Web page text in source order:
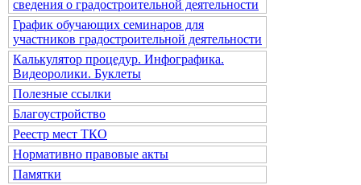
сведения о градостроительной деятельности
График обучающих семинаров для
участников градостроительной деятельности
Калькулятор процедур. Инфографика.
Видеоролики. Буклеты
Полезные ссылки
Благоустройство
Реестр мест ТКО
Нормативно правовые акты
Памятки